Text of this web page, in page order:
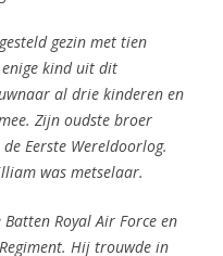
gezin met tien
kind uit dit
al drie kinderen en
Zijn oudste broer
Eerste Wereldoorlog.
was metselaar.
Royal Air Force en
Hij trouwde in